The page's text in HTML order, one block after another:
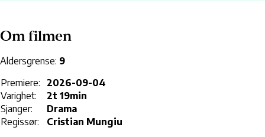
Om filmen
Aldersgrense: 9
Premiere:
2026-09-04
Varighet:
2t 19min
Sjanger:
Drama
Regissør:
Cristian Mungiu